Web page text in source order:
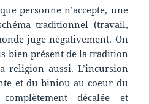
personne n’accepte, une
traditionnel (travail,
juge négativement. On
bien présent de la tradition
religion aussi. L’incursion
et du biniou au coeur du
décalée et